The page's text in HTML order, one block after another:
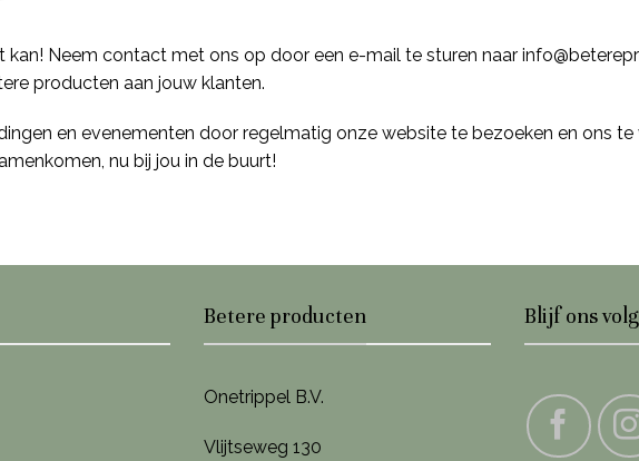
Neem contact met ons op door een e-mail te sturen naar
producten aan jouw klanten.
en evenementen door regelmatig onze website te bezoeken en ons
nu bij jou in de buurt!
Betere producten
Onetrippel B.V.
Vlijtseweg 130
Blijf ons